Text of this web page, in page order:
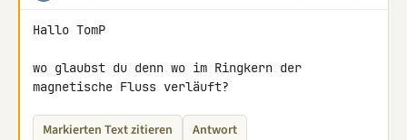
Hallo TomP
wo glaubst du denn wo im Ringkern der
magnetische Fluss verläuft?
Markierten Text zitieren Antwort